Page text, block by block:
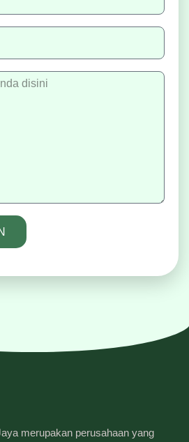
merupakan perusahaan yang